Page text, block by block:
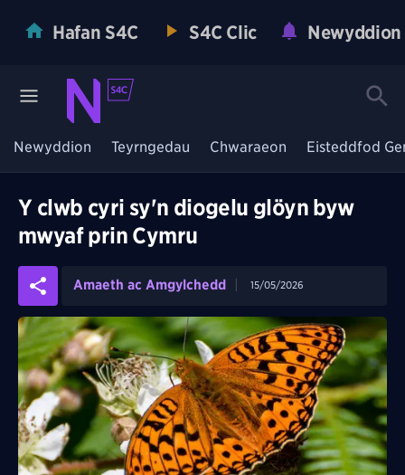
Hafan S4C S4C Clic Newyddion
Newyddion Teyrngedau Chwaraeon Eisteddfod
Y clwb cyri sy'n diogelu glöyn byw
mwyaf prin Cymru
Amaeth ac Amgylchedd 15/05/2026